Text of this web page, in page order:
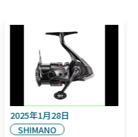
2025年1月28日
SHIMANO